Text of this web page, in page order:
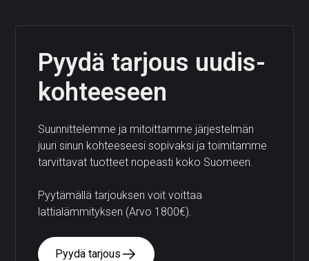
Pyydä tarjous uudis­
kohteeseen
Suunnittelemme ja mitoittamme järjestelmän
juuri sinun kohteeseesi sopivaksi ja toimitamme
tarvittavat tuotteet nopeasti koko Suomeen.
Pyytämällä tarjouksen voit voittaa
lattialämmityksen (Arvo 1800€).
Pyydä tarjous